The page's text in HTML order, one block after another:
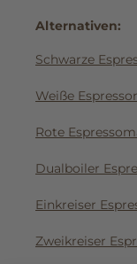
Alternativen:
Schwarze
Weiße
Rote
Dualboiler
Einkreiser
Zweikreiser